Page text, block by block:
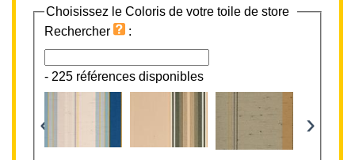
Choisissez le Coloris de votre toile de store
Rechercher
:
- 225 références disponibles
‹ ›